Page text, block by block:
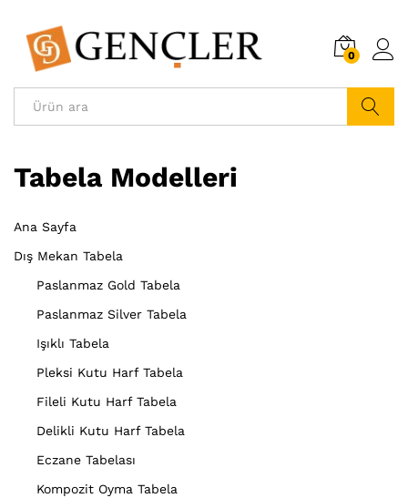
0
Tabela Modelleri
Ana Sayfa
Dış Mekan Tabela
Paslanmaz Gold Tabela
Paslanmaz Silver Tabela
Işıklı Tabela
Pleksi Kutu Harf Tabela
Fileli Kutu Harf Tabela
Delikli Kutu Harf Tabela
Eczane Tabelası
Kompozit Oyma Tabela